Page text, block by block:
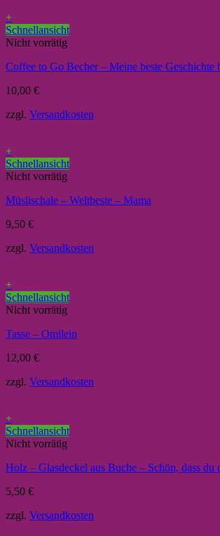
+
Schnellansicht
Nicht vorrätig
Coffee to Go Becher – Meine beste Geschichte
10,00 €
zzgl. Versandkosten
+
Schnellansicht
Nicht vorrätig
Müslischale – Weltbeste – Mama
9,50 €
zzgl. Versandkosten
+
Schnellansicht
Nicht vorrätig
Tasse – Omilein
12,00 €
zzgl. Versandkosten
+
Schnellansicht
Nicht vorrätig
Holz – Glasdeckel aus Buche – Schön, dass du
5,50 €
zzgl. Versandkosten